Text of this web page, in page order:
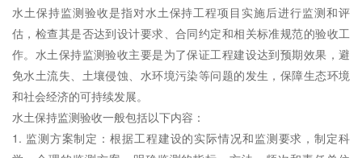
水土保持监测验收是指对水土保持工程项目实施后进行监测和评
估，检查其是否达到设计要求、合同约定和相关标准规范的验收工
作。 水土保持监测验收主要是为了保证工程建设达到预期效果，避
免水土流失、土壤侵蚀、水环境污染等问题的发生，保障生态环境
和社会经济的可持续发展。
水土保持监测验收一般包括以下内容：
1. 监测方案制定：根据工程建设的实际情况和监测要求，制定科